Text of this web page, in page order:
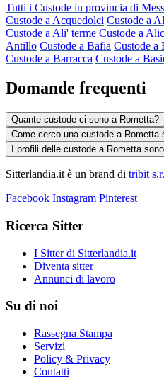
Tutti i Custode in provincia di
Custode a Acquedolci Custode a
Custode a Ali' terme Custode a
Antillo Custode a Bafia Custode a
Custode a Barracca Custode a
Domande frequenti
Quante custode ci sono a Rometta?
Come cerco una custode a Rometta
I profili delle custode a Rometta
Sitterlandia.it è un brand di tribit
Facebook Instagram Pinterest
Ricerca Sitter
I Sitter di Sitterlandia.it
Diventa sitter
Annunci di lavoro
Su di noi
Rassegna Stampa
Servizi
Policy & Privacy
Contatti